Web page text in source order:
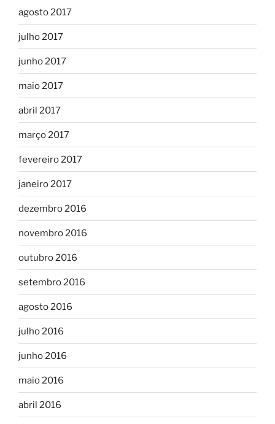
agosto 2017
julho 2017
junho 2017
maio 2017
abril 2017
março 2017
fevereiro 2017
janeiro 2017
dezembro 2016
novembro 2016
outubro 2016
setembro 2016
agosto 2016
julho 2016
junho 2016
maio 2016
abril 2016